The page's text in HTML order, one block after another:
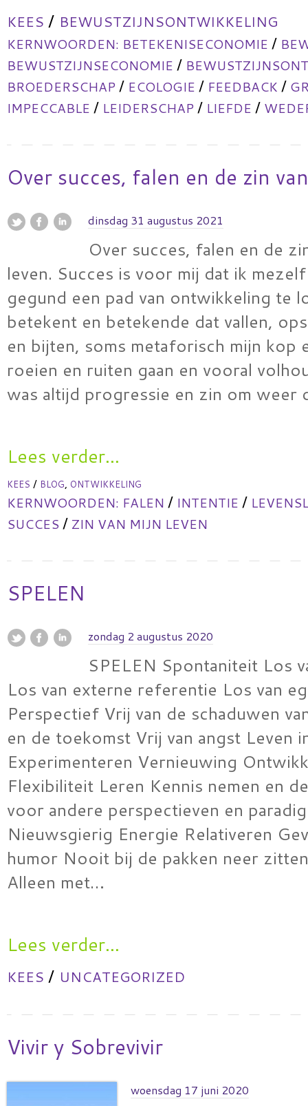
KEES / BEWUSTZIJNSONTWIKKELING
KERNWOORDEN: BETEKENISECONOMIE /
BEWUSTZIJNSECONOMIE /
BROEDERSCHAP / ECOLOGIE / FEEDBACK /
IMPECCABLE / LEIDERSCHAP / LIEFDE /
Over succes, falen en de zin
dinsdag 31 augustus 2021
Over succes, falen en de
leven. Succes is voor mij dat ik
gegund een pad van ontwikkeling te
betekent en betekende dat vallen,
en bijten, soms metaforisch mijn kop
roeien en ruiten gaan en vooral
was altijd progressie en zin om
Lees verder...
KEES / BLOG, ONTWIKKELING
KERNWOORDEN: FALEN / INTENTIE /
SUCCES / ZIN VAN MIJN LEVEN
SPELEN
zondag 2 augustus 2020
SPELEN Spontaniteit Los
Los van externe referentie Los van
Perspectief Vrij van de schaduwen
en de toekomst Vrij van angst Leven
Experimenteren Vernieuwing
Flexibiliteit Leren Kennis nemen en
voor andere perspectieven en
Nieuwsgierig Energie Relativeren
humor Nooit bij de pakken neer
Alleen met…
Lees verder...
KEES / UNCATEGORIZED
Vivir y Sobrevivir
woensdag 17 juni 2020